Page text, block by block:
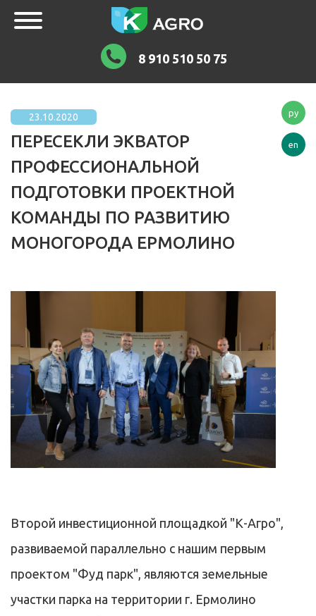
ру
en
8 910 510 50 75
23.10.2020
ПЕРЕСЕКЛИ ЭКВАТОР
ПРОФЕССИОНАЛЬНОЙ
ПОДГОТОВКИ ПРОЕКТНОЙ
КОМАНДЫ ПО РАЗВИТИЮ
МОНОГОРОДА ЕРМОЛИНО
Второй инвестиционной площадкой "К-Агро",
развиваемой параллельно с нашим первым
проектом "Фуд парк", являются земельные
участки парка на территории г. Ермолино